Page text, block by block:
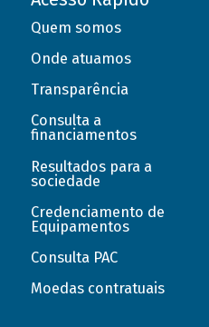
Quem somos
Onde atuamos
Transparência
Consulta a
financiamentos
Resultados para a
sociedade
Credenciamento de
Equipamentos
Consulta PAC
Moedas contratuais